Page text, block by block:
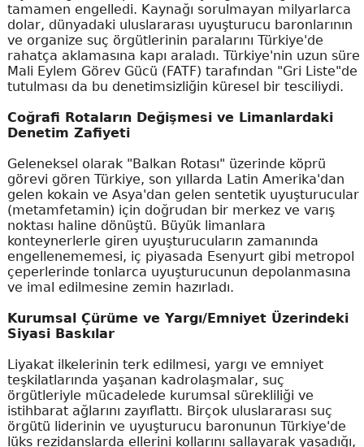
tamamen engelledi. Kaynağı sorulmayan milyarlarca
dolar, dünyadaki uluslararası uyuşturucu baronlarının
ve organize suç örgütlerinin paralarını Türkiye'de
rahatça aklamasına kapı araladı. Türkiye'nin uzun süre
Mali Eylem Görev Gücü (FATF) tarafından "Gri Liste"de
tutulması da bu denetimsizliğin küresel bir tesciliydi.
Coğrafi Rotaların Değişmesi ve Limanlardaki
Denetim Zafiyeti
Geleneksel olarak "Balkan Rotası" üzerinde köprü
görevi gören Türkiye, son yıllarda Latin Amerika'dan
gelen kokain ve Asya'dan gelen sentetik uyuşturucular
(metamfetamin) için doğrudan bir merkez ve varış
noktası haline dönüştü. Büyük limanlara
konteynerlerle giren uyuşturucuların zamanında
engellenememesi, iç piyasada Esenyurt gibi metropol
çeperlerinde tonlarca uyuşturucunun depolanmasına
ve imal edilmesine zemin hazırladı.
Kurumsal Çürüme ve Yargı/Emniyet Üzerindeki
Siyasi Baskılar
Liyakat ilkelerinin terk edilmesi, yargı ve emniyet
teşkilatlarında yaşanan kadrolaşmalar, suç
örgütleriyle mücadelede kurumsal sürekliliği ve
istihbarat ağlarını zayıflattı. Birçok uluslararası suç
örgütü liderinin ve uyuşturucu baronunun Türkiye'de
lüks rezidanslarda ellerini kollarını sallayarak yaşadığı,